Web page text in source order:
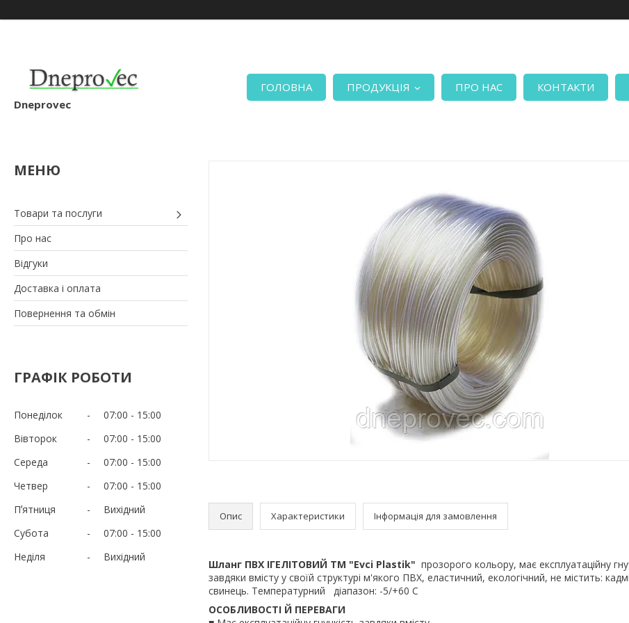
Dneprovec
ГОЛОВНА ПРОДУКЦІЯ ПРО НАС КОНТАКТИ
Товари та послуги
Про нас
Відгуки
Доставка і оплата
Повернення та обмін
ГРАФІК РОБОТИ
Понеділок 07:00
15:00
Вівторок
07:00
15:00
Середа
07:00
15:00
Четвер
07:00
15:00
Пʼятниця
Вихідний
Субота
07:00
15:00
Неділя
Вихідний
Опис Характеристики Інформація для замовлення
Шланг ПВХ ІГЕЛІТОВИЙ ТМ "Evci Plastik" прозорого кольору, має експлуатаційну
завдяки вмісту у своїй структурі м'якого ПВХ, еластичний, екологічний, не містить:
свинець. Температурний діапазон: -5/+60 С
ОСОБЛИВОСТІ Й ПЕРЕВАГИ